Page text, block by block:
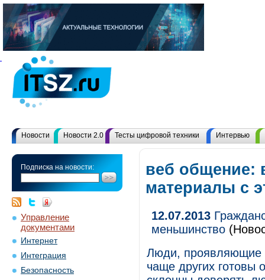
Новости Новости 2.0 Тесты цифровой техники Интервью
Подписка на новости:
Управление
документами
Интернет
Интеграция
Безопасность
веб общение:
материалы с
12.07.2013
меньшинство
Люди, проявляющие
чаще других готовы